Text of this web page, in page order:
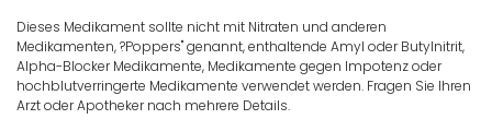
Dieses Medikament sollte nicht mit Nitraten und anderen
Medikamenten, ?Poppers" genannt, enthaltende Amyl oder Butylnitrit,
Alpha-Blocker Medikamente, Medikamente gegen Impotenz oder
hochblutverringerte Medikamente verwendet werden. Fragen Sie Ihren
Arzt oder Apotheker nach mehrere Details.